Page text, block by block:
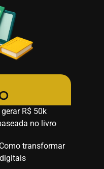
R$ 50k
no livro
transformar